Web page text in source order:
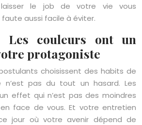
le job de votre vie vous
aussi facile à éviter.
Les couleurs ont un
protagoniste
choisissent des habits de
n’est pas du tout un hasard. Les
effet qui n’est pas des moindres
face de vous. Et votre entretien
jour où votre avenir dépend de